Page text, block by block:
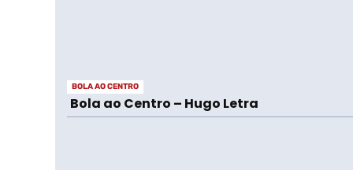
BOLA AO CENTRO
Bola ao Centro – Hugo Letra